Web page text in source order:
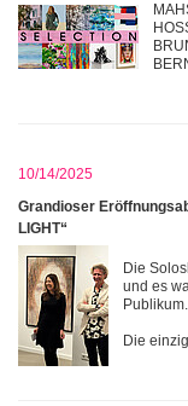
10/14/2025
Grandioser
LIGHT“
Die
und es
Publikum.
Die